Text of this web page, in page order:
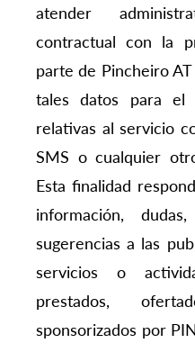
atender
contractual con la
parte de Pincheiro
tales datos para el
relativas al servicio
SMS o cualquier
Esta finalidad
información,
sugerencias a las
servicios o
prestados,
sponsorizados por